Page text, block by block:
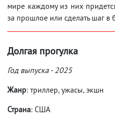
мире каждому из них
за прошлое или сделать шаг в
Долгая прогулка
Год выпуска - 2025
Жанр: триллер, ужасы, экшн
Страна: США